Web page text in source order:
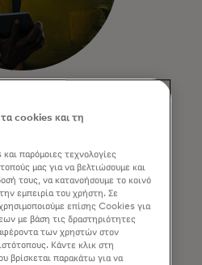
και
ποτέ να θυμάστε
cookies και τη
παρόμοιες τεχνολογίες
μας για να βελτιώσουμε και
τους, να κατανοήσουμε το κοινό
εμπειρία του χρήστη. Σε
επίσης Cookies για
με βάση τις δραστηριότητες
των χρηστών στον
Κάντε κλικ στη
βρίσκεται παρακάτω για να